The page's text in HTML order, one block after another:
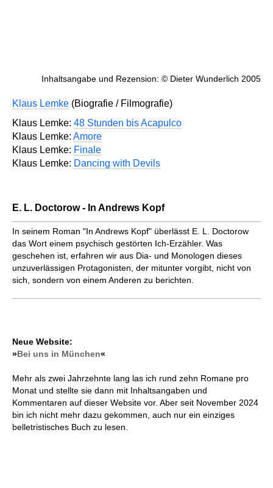
Inhaltsangabe und Rezension: © Dieter Wunderlich 2005
Klaus Lemke (Biografie / Filmografie)
Klaus Lemke: 48 Stunden bis Acapulco
Klaus Lemke: Amore
Klaus Lemke: Finale
Klaus Lemke: Dancing with Devils
E. L. Doctorow - In Andrews Kopf
In seinem Roman "In Andrews Kopf" überlässt E. L. Doctorow
das Wort einem psychisch gestörten Ich-Erzähler. Was
geschehen ist, erfah­ren wir aus Dia- und Monologen dieses
unzuverlässigen Protago­nisten, der mitunter vorgibt, nicht von
sich, sondern von einem Anderen zu berichten.
Neue Website:
»Bei uns in München«
Mehr als zwei Jahrzehnte lang las ich rund zehn Romane pro
Monat und stellte sie dann mit Inhaltsangaben und
Kommentaren auf dieser Website vor. Aber seit November 2024
bin ich nicht mehr dazu gekommen, auch nur ein einziges
belletristisches Buch zu lesen.